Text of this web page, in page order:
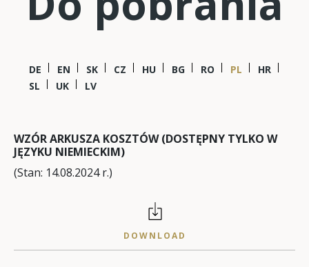
DE EN SK CZ HU BG RO PL
HR
SL
UK LV
WZÓR ARKUSZA KOSZTÓW (DOSTĘPNY TYLKO W
JĘZYKU NIEMIECKIM)
(Stan: 14.08.2024 r.)
DOWNLOAD